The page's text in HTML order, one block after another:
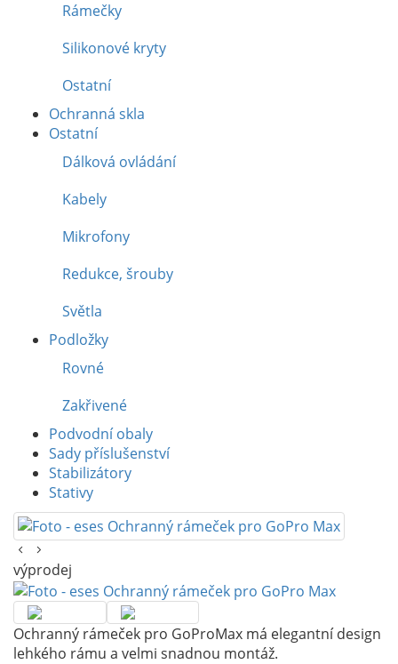
Rámečky
Silikonové kryty
Ostatní
Ochranná skla
Ostatní
Dálková ovládání
Kabely
Mikrofony
Redukce, šrouby
Světla
Podložky
Rovné
Zakřivené
Podvodní obaly
Sady příslušenství
Stabilizátory
Stativy
výprodej
Ochranný rámeček pro GoProMax má elegantní design
lehkého rámu a velmi snadnou montáž.